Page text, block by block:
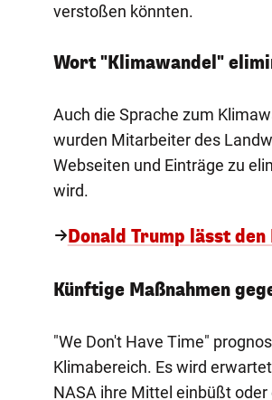
verstoßen könnten.
Wort "Klimawandel"
Auch die Sprache zum
wurden Mitarbeiter des
Webseiten und Einträge zu
wird.
Donald Trump lässt
Künftige Maßnahmen
"We Don't Have Time"
Klimabereich. Es wird
NASA ihre Mittel einbüßt